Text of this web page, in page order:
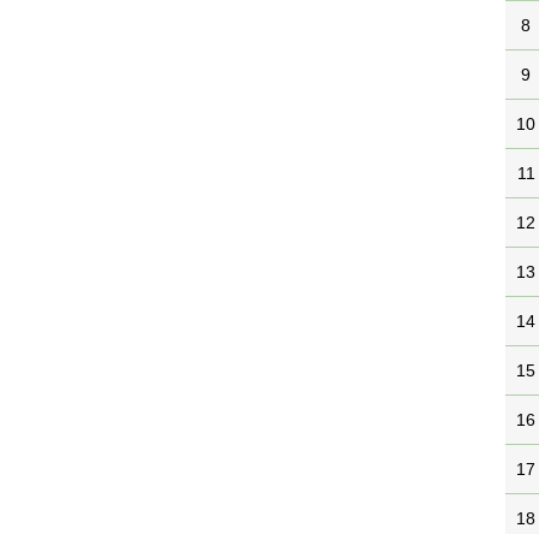
8
9
10
11
12
13
14
15
16
17
18